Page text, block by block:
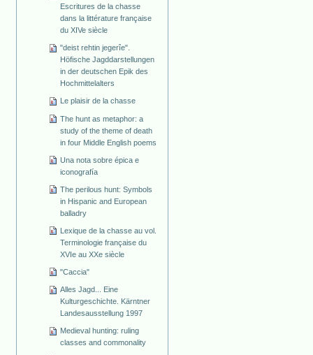
Escritures de la chasse
dans la littérature française
du XIVe siècle
"deist rehtin jegerîe".
Höfische Jagddarstellungen
in der deutschen Epik des
Hochmittelalters
Le plaisir de la chasse
The hunt as metaphor: a
study of the theme of death
in four Middle English poems
Una nota sobre épica e
iconografía
The perilous hunt: Symbols
in Hispanic and European
balladry
Lexique de la chasse au vol.
Terminologie française du
XVIe au XXe siècle
"Caccia"
Alles Jagd... Eine
Kulturgeschichte. Kärntner
Landesausstellung 1997
Medieval hunting: ruling
classes and commonality